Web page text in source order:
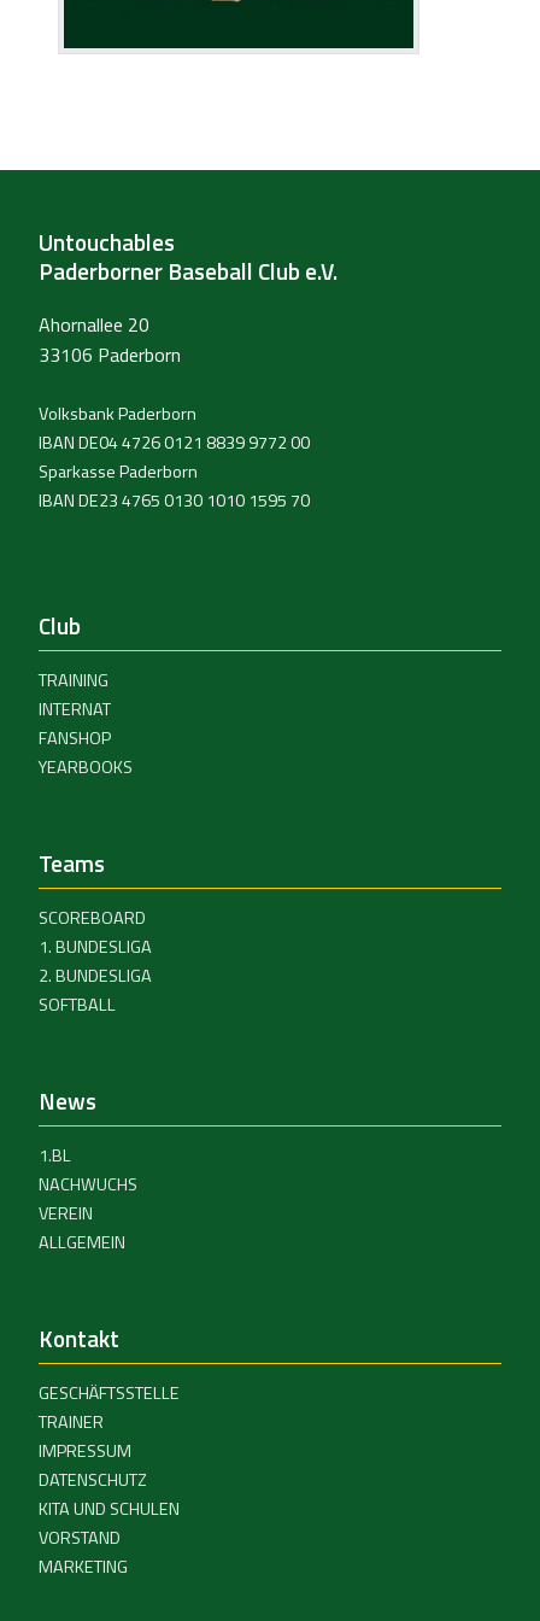
Untouchables
Paderborner Baseball Club e.V.
Ahornallee 20
33106 Paderborn
Volksbank Paderborn
IBAN DE04 4726 0121 8839 9772 00
Sparkasse Paderborn
IBAN DE23 4765 0130 1010 1595 70
Club
TRAINING
INTERNAT
FANSHOP
YEARBOOKS
Teams
SCOREBOARD
1. BUNDESLIGA
2. BUNDESLIGA
SOFTBALL
News
1.BL
NACHWUCHS
VEREIN
ALLGEMEIN
Kontakt
GESCHÄFTSSTELLE
TRAINER
IMPRESSUM
DATENSCHUTZ
KITA UND SCHULEN
VORSTAND
MARKETING